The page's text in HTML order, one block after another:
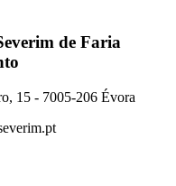
de Faria
15 - 7005-206 Évora